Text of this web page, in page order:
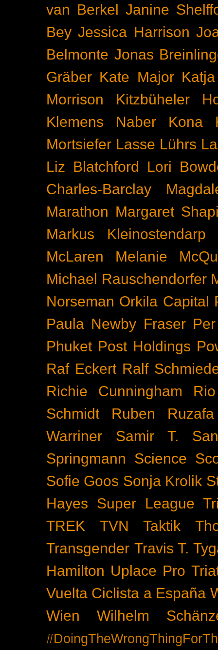
van Berkel
Janine
Bey Jessica Harrison
Belmonte Jonas
Gräber Kate Major
Morrison
Kitzbüheler
Klemens Naber
Kona
Mortsiefer Lasse Lührs
Liz Blatchford
Lori
Charles-Barclay
Marathon Margaret
Markus Kleinostendarp
McLaren
Melanie
Michael Rauschendorfer
Norseman Orkila Capital
Paula Newby Fraser
Phuket Post Holdings
Raf Eckert Ralf
Richie Cunningham
Rio
Schmidt
Ruben Ruzafa
Warriner
Samir T.
Springmann
Science
Sofie Goos Sonja Krolik
Hayes
Super League
TREK
TVN Taktik
Transgender Travis T.
Hamilton Uplace Pro
Vuelta Ciclista a España
Wien
Wilhelm